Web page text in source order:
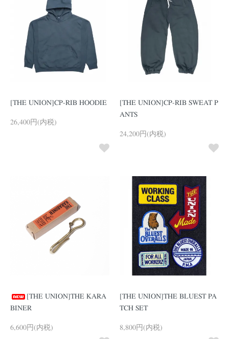
[THE UNION]CP-RIB HOODIE
26,400円(内税)
[THE UNION]CP-RIB SWEAT P
ANTS
24,200円(内税)
[THE UNION]THE KARA
BINER
6,600円(内税)
[THE UNION]THE BLUEST PA
TCH SET
8,800円(内税)